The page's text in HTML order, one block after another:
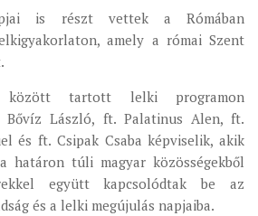
is részt vettek a Rómában
amely a római Szent
tartott lelki programon
Bővíz László, ft. Palatinus Alen, ft.
és ft. Csipak Csaba képviselik, akik
határon túli magyar közösségekből
együtt kapcsolódtak be az
és a lelki megújulás napjaiba.